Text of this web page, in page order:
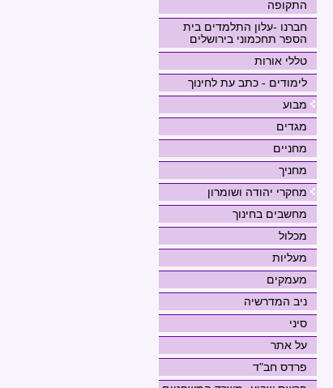
התקופה
חברנו -עלון התלמדים בית
הספר תחכמוני בירושלים
טללי אורות
לימודים - כתב עת לחינוך
מבוע
מגדים
מחניים
מחניך
מחקרי יהודה ושומרון
מחשבים בחינוך
מכלול
מעליות
מעמקים
ניב המדרשיה
סיני
על אתר
פרדס חב"ד